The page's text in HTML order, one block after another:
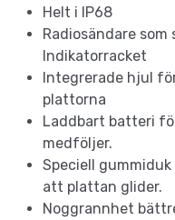
Helt i IP68
Radiosändare som
Indikatorracket
Integrerade hjul
plattorna
Laddbart batteri
medföljer.
Speciell
att plattan glider.
Noggrannhet